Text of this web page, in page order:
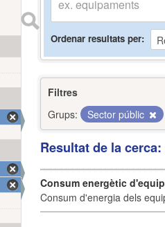
Ordenar resultats per
Filtres
Grups:
Sector públic
Resultat de la
Consum energètic
Consum d'energia dels